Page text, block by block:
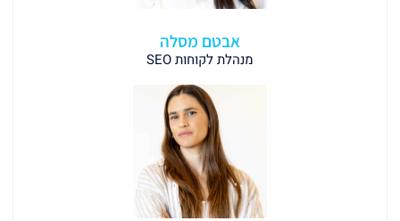
אבטם מסלה
מנהלת לקוחות SEO